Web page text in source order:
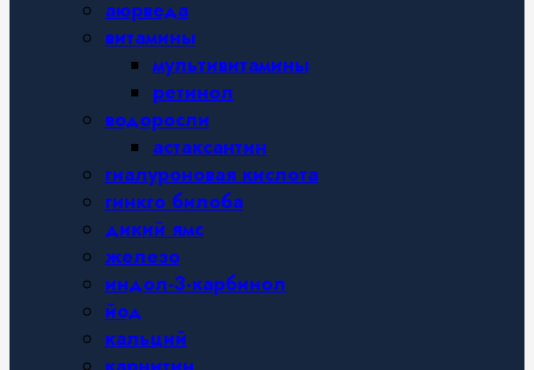
аюрведа
витамины
мультивитамины
ретинол
водоросли
астаксантин
гиалуроновая кислота
гинкго билоба
дикий ямс
железо
индол-3-карбинол
йод
кальций